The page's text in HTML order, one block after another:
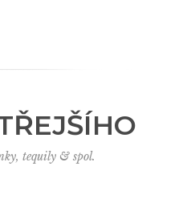
tequily & spol.